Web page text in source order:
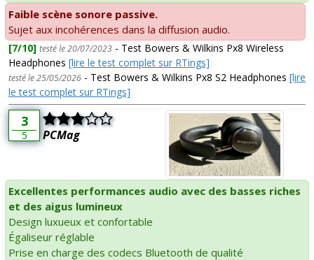
Faible scène sonore passive.
Sujet aux incohérences dans la diffusion audio.
[7/10] testé le 20/07/2023 - Test Bowers & Wilkins Px8 Wireless
Headphones [lire le test complet sur RTings]
testé le 25/05/2026 - Test Bowers & Wilkins Px8 S2 Headphones [lire
le test complet sur RTings]
3
5 PCMag
Excellentes performances audio avec des basses riches
et des aigus lumineux
Design luxueux et confortable
Égaliseur réglable
Prise en charge des codecs Bluetooth de qualité